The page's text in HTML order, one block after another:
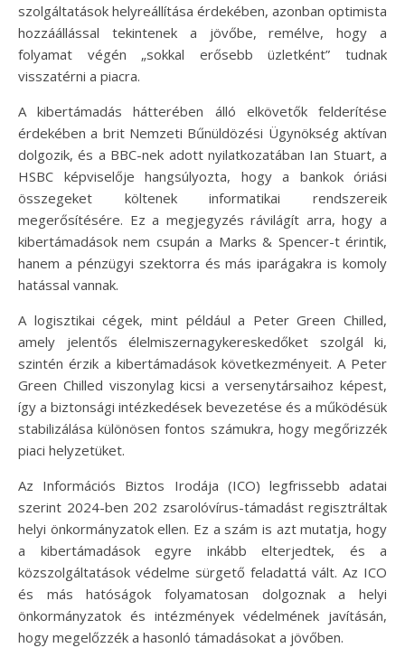
szolgáltatások helyreállítása érdekében, azonban optimista
hozzáállással tekintenek a jövőbe, remélve, hogy a
folyamat végén „sokkal erősebb üzletként” tudnak
visszatérni a piacra.
A kibertámadás hátterében álló elkövetők felderítése
érdekében a brit Nemzeti Bűnüldözési Ügynökség aktívan
dolgozik, és a BBC-nek adott nyilatkozatában Ian Stuart, a
HSBC képviselője hangsúlyozta, hogy a bankok óriási
összegeket költenek informatikai rendszereik
megerősítésére. Ez a megjegyzés rávilágít arra, hogy a
kibertámadások nem csupán a Marks & Spencer-t érintik,
hanem a pénzügyi szektorra és más iparágakra is komoly
hatással vannak.
A logisztikai cégek, mint például a Peter Green Chilled,
amely jelentős élelmiszernagykereskedőket szolgál ki,
szintén érzik a kibertámadások következményeit. A Peter
Green Chilled viszonylag kicsi a versenytársaihoz képest,
így a biztonsági intézkedések bevezetése és a működésük
stabilizálása különösen fontos számukra, hogy megőrizzék
piaci helyzetüket.
Az Információs Biztos Irodája (ICO) legfrissebb adatai
szerint 2024-ben 202 zsarolóvírus-támadást regisztráltak
helyi önkormányzatok ellen. Ez a szám is azt mutatja, hogy
a kibertámadások egyre inkább elterjedtek, és a
közszolgáltatások védelme sürgető feladattá vált. Az ICO
és más hatóságok folyamatosan dolgoznak a helyi
önkormányzatok és intézmények védelmének javításán,
hogy megelőzzék a hasonló támadásokat a jövőben.